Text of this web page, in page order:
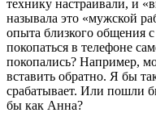
технику настраивали, и
называла это «мужской
опыта близкого общения
покопаться в телефоне
покопались? Например,
вставить обратно. Я бы
срабатывает. Или пошли
бы как Анна?